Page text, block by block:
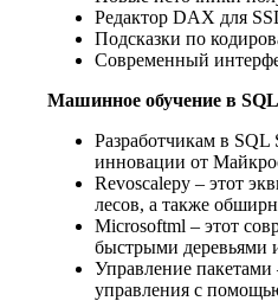
Редактор DAX для
Подсказки по
Современный
Машинное обучение в
Разработчикам в SQL
инновации от
Revoscalepy – этот
лесов, а также
Microsoftml – этот
быстрыми деревьями
Управление
управления с